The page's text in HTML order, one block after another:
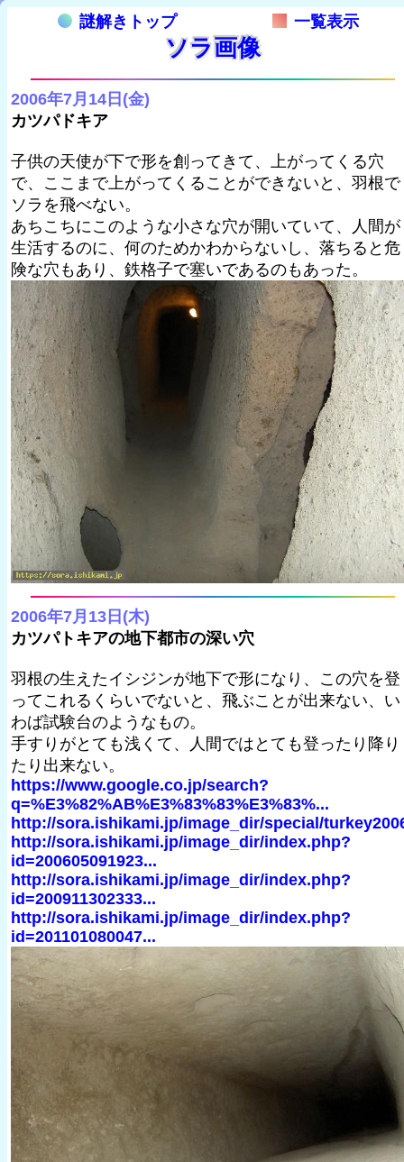
謎解きトップ 一覧表示
ソラ画像
2006年7月14日(金)
カツパドキア
子供の天使が下で形を創ってきて、上がってくる穴
で、ここまで上がってくることができないと、羽根で
ソラを飛べない。
あちこちにこのような小さな穴が開いていて、人間が
生活するのに、何のためかわからないし、落ちると危
険な穴もあり、鉄格子で塞いであるのもあった。
2006年7月13日(木)
カツパトキアの地下都市の深い穴
羽根の生えたイシジンが地下で形になり、この穴を登
ってこれるくらいでないと、飛ぶことが出来ない、い
わば試験台のようなもの。
手すりがとても浅くて、人間ではとても登ったり降り
たり出来ない。
https://www.google.co.jp/search?
q=%E3%82%AB%E3%83%83%E3%83%...
http://sora.ishikami.jp/image_dir/special/
http://sora.ishikami.jp/image_dir/index.php?
id=200605091923...
http://sora.ishikami.jp/image_dir/index.php?
id=200911302333...
http://sora.ishikami.jp/image_dir/index.php?
id=201101080047...